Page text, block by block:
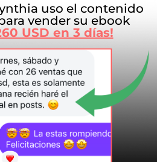
uso el contenido
vender su ebook
USD en 3 días!